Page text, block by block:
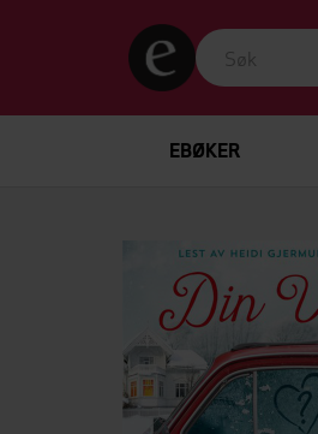
EBØKER